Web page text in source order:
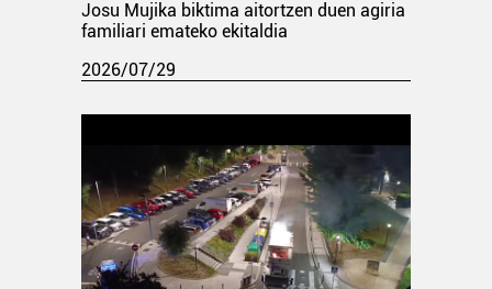
Josu Mujika biktima aitortzen duen agiria
familiari emateko ekitaldia
2026/07/29